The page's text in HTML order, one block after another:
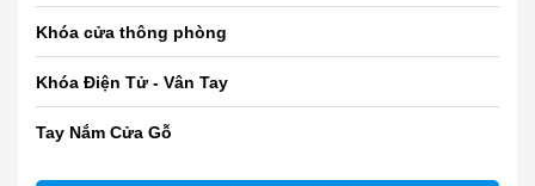
Khóa cửa thông phòng
Khóa Điện Tử - Vân Tay
Tay Nắm Cửa Gỗ